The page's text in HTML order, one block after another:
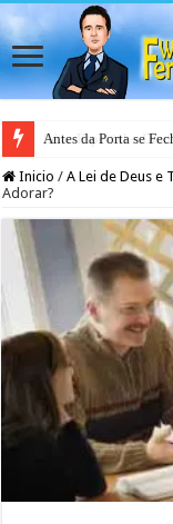
Antes da Porta se
Inicio / A Lei de Deus e
Adorar?